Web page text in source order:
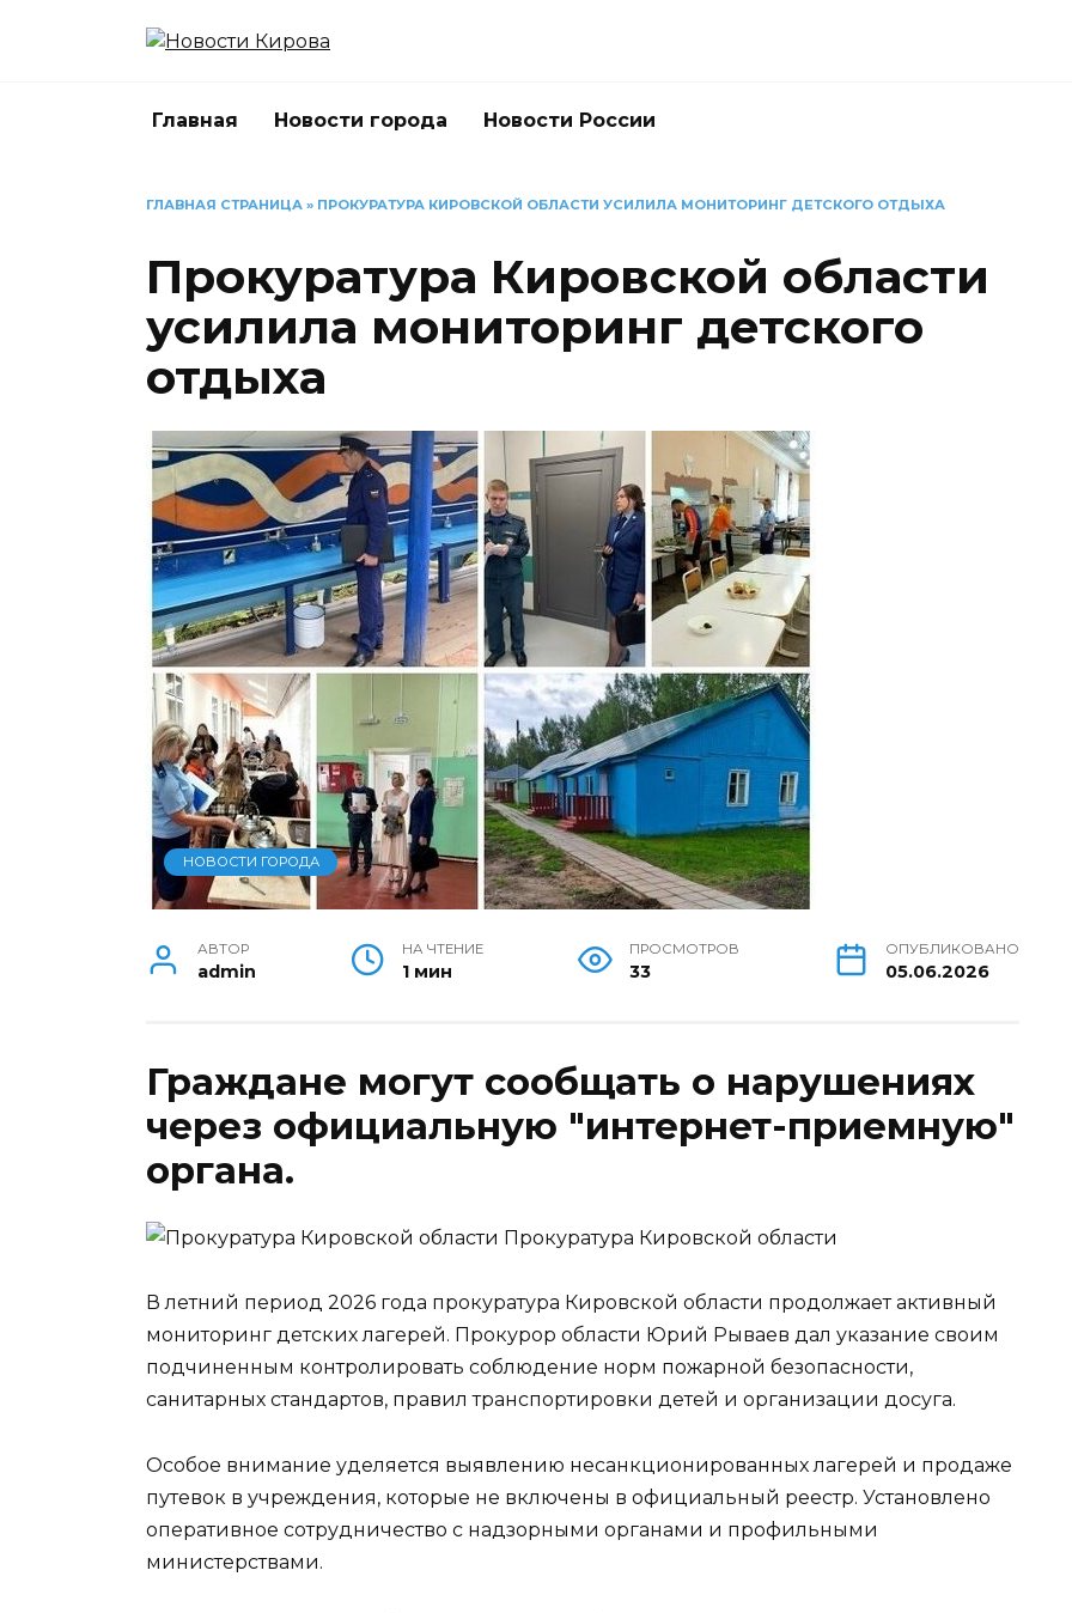
Главная Новости города Новости России
ГЛАВНАЯ СТРАНИЦА » ПРОКУРАТУРА КИРОВСКОЙ ОБЛАСТИ УСИЛИЛА МОНИТОРИНГ ДЕТСКОГО ОТДЫХА
Прокуратура Кировской области
усилила мониторинг детского
отдыха
НОВОСТИ ГОРОДА
АВТОР
admin
НА ЧТЕНИЕ
1 мин
ПРОСМОТРОВ
33
ОПУБЛИКОВАНО
05.06.2026
Граждане могут сообщать о нарушениях
через официальную "интернет-приемную"
органа.
Прокуратура Кировской области
В летний период 2026 года прокуратура Кировской области продолжает активный
мониторинг детских лагерей. Прокурор области Юрий Рываев дал указание своим
подчиненным контролировать соблюдение норм пожарной безопасности,
санитарных стандартов, правил транспортировки детей и организации досуга.
Особое внимание уделяется выявлению несанкционированных лагерей и продаже
путевок в учреждения, которые не включены в официальный реестр. Установлено
оперативное сотрудничество с надзорными органами и профильными
министерствами.